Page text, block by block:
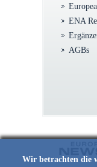
Wir betrachten die
ENA
AGBs